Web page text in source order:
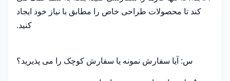
کند تا محصولات طراحی خاص را مطابق با نیاز خود ایجاد
کنید.
س: آیا سفارش نمونه یا سفارش کوچک را می پذیرید؟